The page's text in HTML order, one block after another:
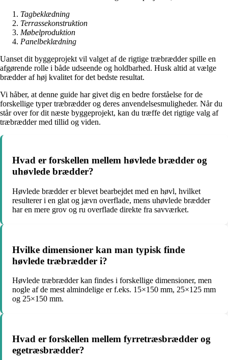
Tagbeklædning
Terrassekonstruktion
Møbelproduktion
Panelbeklædning
Uanset dit byggeprojekt vil valget af de rigtige træbrædder spille en
afgørende rolle i både udseende og holdbarhed. Husk altid at vælge
brædder af høj kvalitet for det bedste resultat.
Vi håber, at denne guide har givet dig en bedre forståelse for de
forskellige typer træbrædder og deres anvendelsesmuligheder. Når du
står over for dit næste byggeprojekt, kan du træffe det rigtige valg af
træbrædder med tillid og viden.
Hvad er forskellen mellem høvlede brædder og
uhøvlede brædder?
Høvlede brædder er blevet bearbejdet med en høvl, hvilket
resulterer i en glat og jævn overflade, mens uhøvlede brædder
har en mere grov og ru overflade direkte fra savværket.
Hvilke dimensioner kan man typisk finde
høvlede træbrædder i?
Høvlede træbrædder kan findes i forskellige dimensioner, men
nogle af de mest almindelige er f.eks. 15×150 mm, 25×125 mm
og 25×150 mm.
Hvad er forskellen mellem fyrretræsbrædder og
egetræsbrædder?